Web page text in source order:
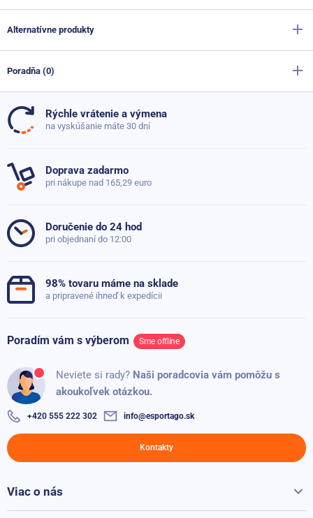
Výrobca
Materiál
Výška 188 cm
Hmotnosť 5.2 kg
Průměr police
Alternatívne produkty
24,50 €
2,20 €
35,70 €
18,30 €
15,60 €
Poradňa (0)
Doteraz neboli pridané žiadne otázky. Pýtajte sa nás,
Položiť dotaz
Rýchle vrátenie a výmena
na vyskúšanie máte 30 dní
Doprava zadarmo
pri nákupe nad 165,29 euro
Doručenie do 24 hod
pri objednaní do 12:00
98% tovaru máme na sklade
a pripravené ihneď k expedícii
Poradím vám s výberom Sme offline
Neviete si rady? Naši poradcovia vám pomôžu s
akoukoľvek otázkou.
+420 555 222 302 info@esportago.sk
Kontakty
Viac o nás